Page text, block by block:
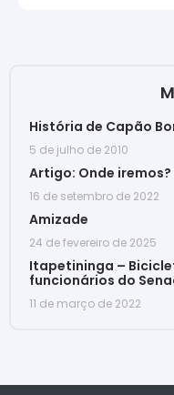
História de Capão
5 de julho de 2010
Artigo: Onde iremos?
16 de setembro de 2022
Amizade
24 de fevereiro de 2025
Itapetininga –
funcionários do
11 de março de 2022